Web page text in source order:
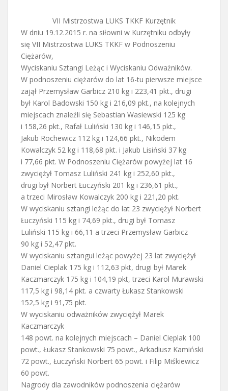
VII Mistrzostwa LUKS TKKF Kurzętnik
W dniu 19.12.2015 r. na siłowni w Kurzętniku odbyły
się VII Mistrzostwa LUKS TKKF w Podnoszeniu
Ciężarów,
Wyciskaniu Sztangi Leżąc i Wyciskaniu Odważników.
W podnoszeniu ciężarów do lat 16-tu pierwsze miejsce
zajął Przemysław Garbicz 210 kg i 223,41 pkt., drugi
był Karol Badowski 150 kg i 216,09 pkt., na kolejnych
miejscach znaleźli się Sebastian Wasiewski 125 kg
i 158,26 pkt., Rafał Luliński 130 kg i 146,15 pkt.,
Jakub Rochewicz 112 kg i 124,66 pkt., Nikodem
Kowalczyk 52 kg i 118,68 pkt. i Jakub Lisiński 37 kg
i 77,66 pkt. W Podnoszeniu Ciężarów powyżej lat 16
zwyciężył Tomasz Luliński 241 kg i 252,60 pkt.,
drugi był Norbert Łuczyński 201 kg i 236,61 pkt.,
a trzeci Mirosław Kowalczyk 200 kg i 221,20 pkt.
W wyciskaniu sztangi leżąc do lat 23 zwyciężył Norbert
Łuczyński 115 kg i 74,69 pkt., drugi był Tomasz
Luliński 115 kg i 66,11 a trzeci Przemysław Garbicz
90 kg i 52,47 pkt.
W wyciskaniu sztangui leżąc powyżej 23 lat zwyciężył
Daniel Cieplak 175 kg i 112,63 pkt, drugi był Marek
Kaczmarczyk 175 kg i 104,19 pkt, trzeci Karol Murawski
117,5 kg i 98,14 pkt. a czwarty Łukasz Stankowski
152,5 kg i 91,75 pkt.
W wyciskaniu odważników zwyciężył Marek
Kaczmarczyk
148 powt. na kolejnych miejscach – Daniel Cieplak 100
powt., Łukasz Stankowski 75 powt., Arkadiusz Kamiński
72 powt., Łuczyński Norbert 65 powt. i Filip Miśkiewicz
60 powt.
Nagrody dla zawodników podnoszenia ciężarów